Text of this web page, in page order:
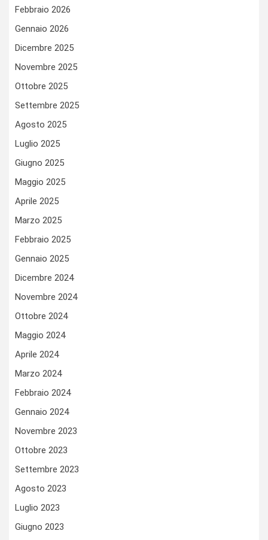
Febbraio 2026
Gennaio 2026
Dicembre 2025
Novembre 2025
Ottobre 2025
Settembre 2025
Agosto 2025
Luglio 2025
Giugno 2025
Maggio 2025
Aprile 2025
Marzo 2025
Febbraio 2025
Gennaio 2025
Dicembre 2024
Novembre 2024
Ottobre 2024
Maggio 2024
Aprile 2024
Marzo 2024
Febbraio 2024
Gennaio 2024
Novembre 2023
Ottobre 2023
Settembre 2023
Agosto 2023
Luglio 2023
Giugno 2023